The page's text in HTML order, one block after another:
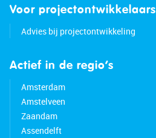
Voor projectontwikkelaars
Advies bij projectontwikkeling
Actief in de regio’s
Amsterdam
Amstelveen
Zaandam
Assendelft